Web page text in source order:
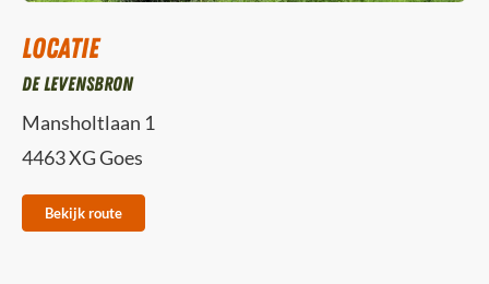
Locatie
De Levensbron
Mansholtlaan 1
4463 XG Goes
Bekijk route